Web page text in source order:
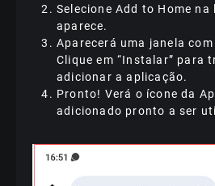
Selecione Add to Home
aparece.
Aparecerá uma janela
Clique em “Instalar” para
adicionar a aplicação.
Pronto! Verá o ícone da
adicionado pronto a ser